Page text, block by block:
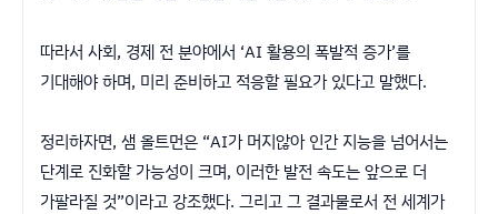
따라서 사회, 경제 전 분야에서 ‘AI 활용의 폭발적 증가’를
기대해야 하며, 미리 준비하고 적응할 필요가 있다고 말했다.
정리하자면, 샘 올트먼은 “AI가 머지않아 인간 지능을 넘어서는
단계로 진화할 가능성이 크며, 이러한 발전 속도는 앞으로 더
가팔라질 것”이라고 강조했다. 그리고 그 결과물로서 전 세계가